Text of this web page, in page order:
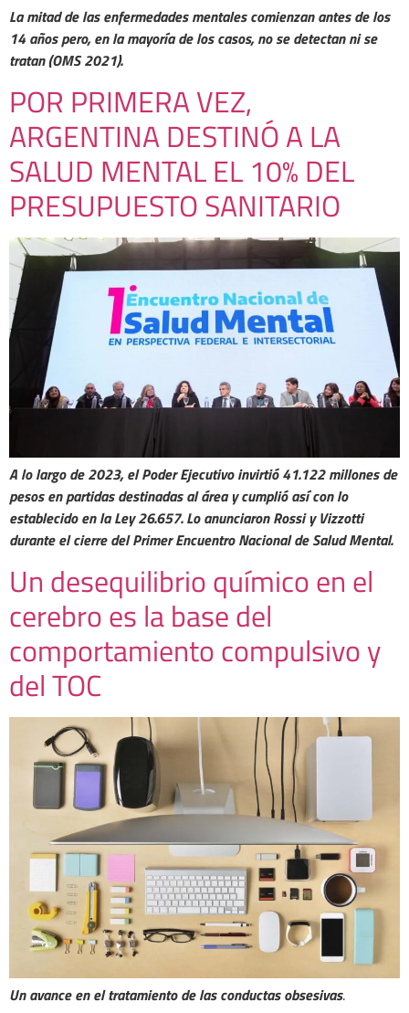
La mitad de las enfermedades mentales comienzan antes de los
14 años pero, en la mayoría de los casos, no se detectan ni se
tratan (OMS 2021).
POR PRIMERA VEZ,
ARGENTINA DESTINÓ A LA
SALUD MENTAL EL 10% DEL
PRESUPUESTO SANITARIO
A lo largo de 2023, el Poder Ejecutivo invirtió 41.122 millones de
pesos en partidas destinadas al área y cumplió así con lo
establecido en la Ley 26.657. Lo anunciaron Rossi y Vizzotti
durante el cierre del Primer Encuentro Nacional de Salud Mental.
Un desequilibrio químico en el
cerebro es la base del
comportamiento compulsivo y
del TOC
Un avance en el tratamiento de las conductas obsesivas.